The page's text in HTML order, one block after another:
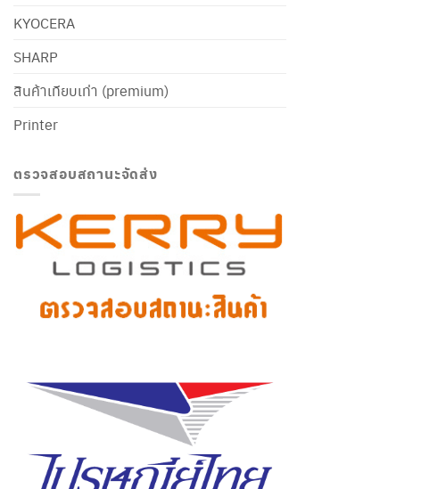
KYOCERA
SHARP
สินค้าเทียบเท่า (premium)
Printer
ตรวจสอบสถานะจัดส่ง